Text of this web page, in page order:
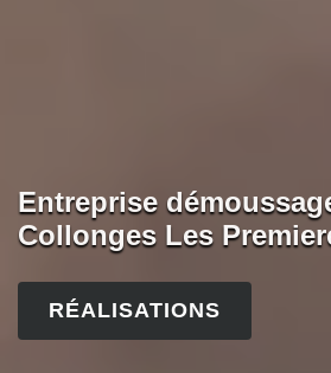
Entreprise
Collonges Les
RÉALISATIONS